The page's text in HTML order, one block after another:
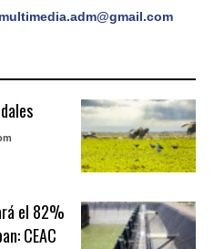
el 82%
CEAC